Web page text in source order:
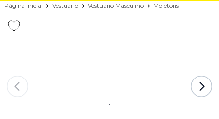
Página Inicial Vestuário Vestuário Masculino Moletons